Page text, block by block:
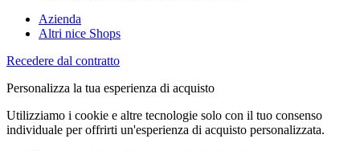
Azienda
Altri nice Shops
Recedere dal contratto
Personalizza la tua esperienza di acquisto
Utilizziamo i cookie e altre tecnologie solo con il tuo consenso
individuale per offrirti un'esperienza di acquisto personalizzata.